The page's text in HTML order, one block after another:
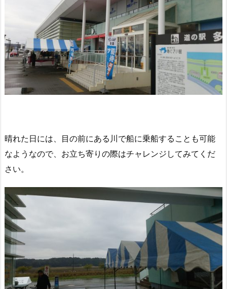
晴れた日には、目の前にある川で船に乗船することも可能
なようなので、お立ち寄りの際はチャレンジしてみてくだ
さい。